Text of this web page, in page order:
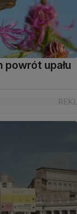
powrót upału